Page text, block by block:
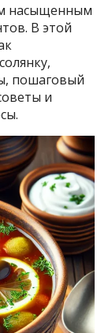
насыщенным
В этой
пошаговый
и